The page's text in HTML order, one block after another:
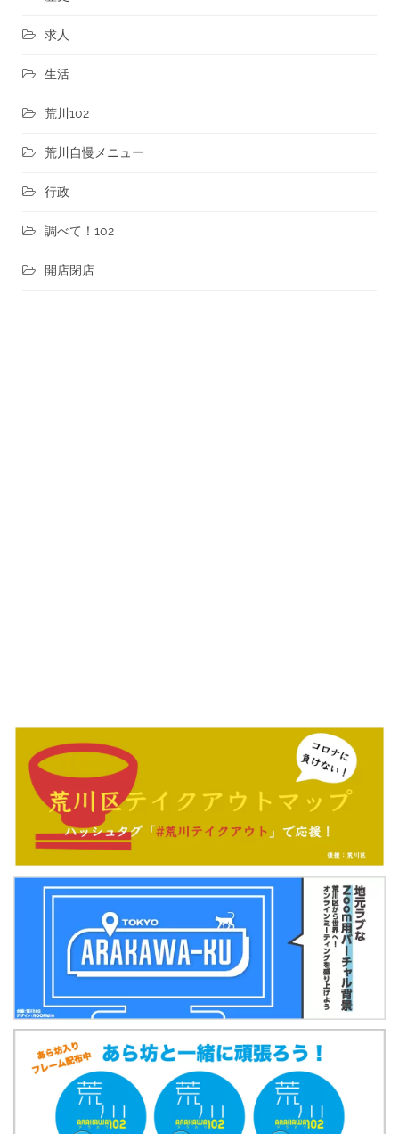
求人
生活
荒川102
荒川自慢メニュー
行政
調べて！102
開店閉店